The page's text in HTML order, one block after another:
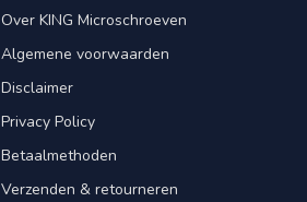
Over KING Microschroeven
Algemene voorwaarden
Disclaimer
Privacy Policy
Betaalmethoden
Verzenden & retourneren